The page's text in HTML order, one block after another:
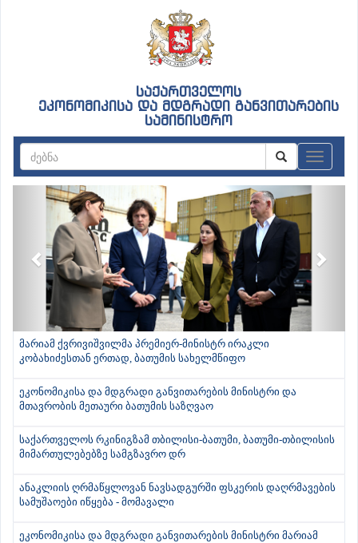
საქართველოს
ეკონომიკისა და მდგრადი განვითარების
სამინისტრო
Previous
მარიამ ქვრივიშვილმა პრემიერ-მინისტრ ირაკლი
კობახიძესთან ერთად, ბათუმის სახელმწიფო
ეკონომიკისა და მდგრადი განვითარების მინისტრი და
მთავრობის მეთაური ბათუმის საზღვაო
საქართველოს რკინიგზამ თბილისი-ბათუმი, ბათუმი-თბილისის
მიმართულებებზე სამგზავრო დრ
ანაკლიის ღრმაწყლოვან ნავსადგურში ფსკერის დაღრმავების
სამუშაოები იწყება - მომავალი
ეკონომიკისა და მდგრადი განვითარების მინისტრი მარიამ